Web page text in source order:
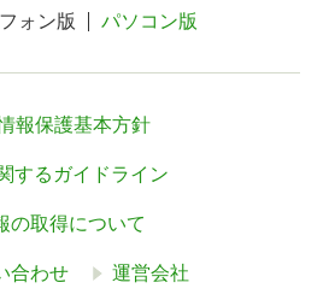
ォン版 パソコン版
報保護基本方針
するガイドライン
の取得について
合わせ 運営会社